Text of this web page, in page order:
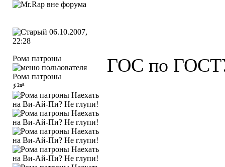
06.10.2007,
22:28
Рома патроны
۶²ⁿª
ГОС по